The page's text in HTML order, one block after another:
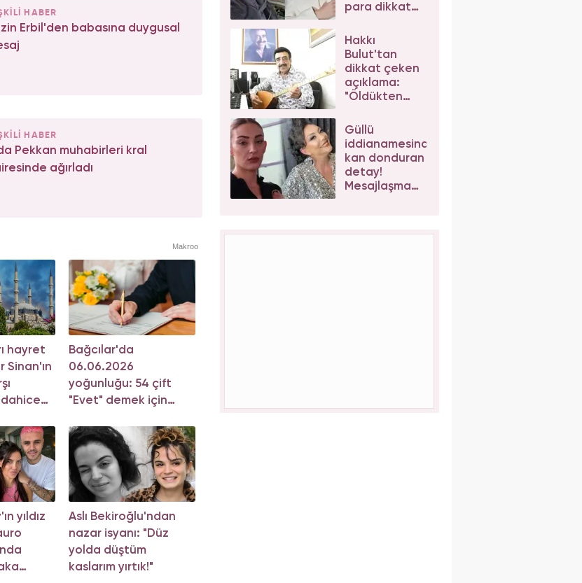
HABER
Erbil'den babasına duygusal
HABER
Pekkan muhabirleri kral
ağırladı
Makroo
hayret
Sinan'ın
Bağcılar'da
06.06.2026
yoğunluğu: 54 çift
"Evet" demek için
yıldız
Aslı Bekiroğlu'ndan
nazar isyanı: "Düz
yolda düştüm
kaslarım yırtık!"
para dikkat
Hakkı
Bulut'tan
dikkat çeken
açıklama:
"Öldükten
yapsalar ne
olur?"
Güllü
iddianamesinde
kan donduran
detay!
Mesajlaşma